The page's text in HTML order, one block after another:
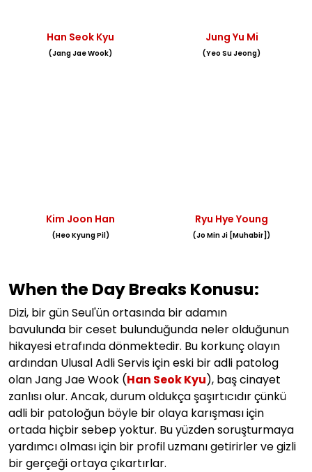
Han Seok Kyu
(Jang Jae Wook)
Jung Yu Mi
(Yeo Su Jeong)
Kim Joon Han
(Heo Kyung Pil)
Ryu Hye Young
(Jo Min Ji [Muhabir])
When the Day Breaks Konusu:
Dizi, bir gün Seul'ün ortasında bir adamın
bavulunda bir ceset bulunduğunda neler olduğunun
hikayesi etrafında dönmektedir. Bu korkunç olayın
ardından Ulusal Adli Servis için eski bir adli patolog
olan Jang Jae Wook (Han Seok Kyu), baş cinayet
zanlısı olur. Ancak, durum oldukça şaşırtıcıdır çünkü
adli bir patoloğun böyle bir olaya karışması için
ortada hiçbir sebep yoktur. Bu yüzden soruşturmaya
yardımcı olması için bir profil uzmanı getirirler ve gizli
bir gerçeği ortaya çıkartırlar.